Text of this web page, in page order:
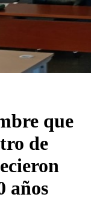
que
de
años